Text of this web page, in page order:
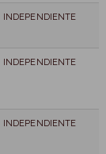
INDEPENDIENTE
INDEPENDIENTE
INDEPENDIENTE